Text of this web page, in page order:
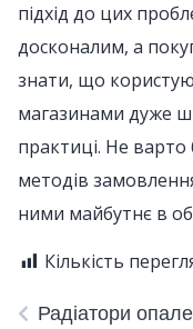
підхід до цих
досконалим, а
знати, що
магазинами дуже
практиці. Не варто
методів
ними майбутнє в
Кількість
Радіатори